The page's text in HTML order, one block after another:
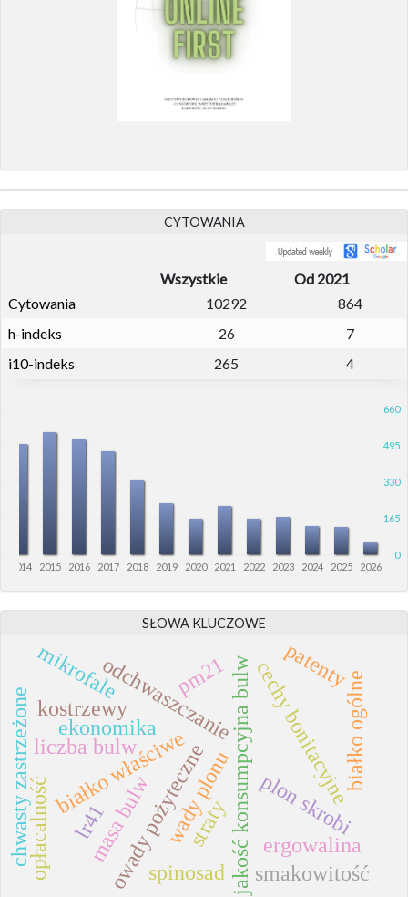
CYTOWANIA
Wszystkie
Od 2021
Cytowania
10292
864
h-indeks
26
7
i10-indeks
265 4
0
660
330
165
495
2014 2015 2016 2017 2018 2019 2020 2021 2022 2023 2024 2025 2026
SŁOWA KLUCZOWE
cechy bonitacyjne
białko właściwe jakość konsumpcyjna bulw
owady pożyteczne
spinosad
plon skrobi
wady plonu
liczba bulw
masa bulw
białko ogólne
odchwaszczanie
opłacalność
ekonomika
ergowalina
kostrzewy
lr41
pm21
mikrofale patenty
straty
smakowitość
chwasty zastrzeżone